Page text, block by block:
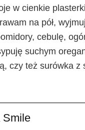
w cienkie
na pół,
cebulę,
suchym
czy też surówka
Smile